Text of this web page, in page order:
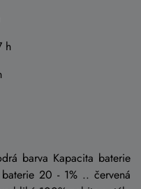
h
barva Kapacita baterie
20 - 1% .. červená